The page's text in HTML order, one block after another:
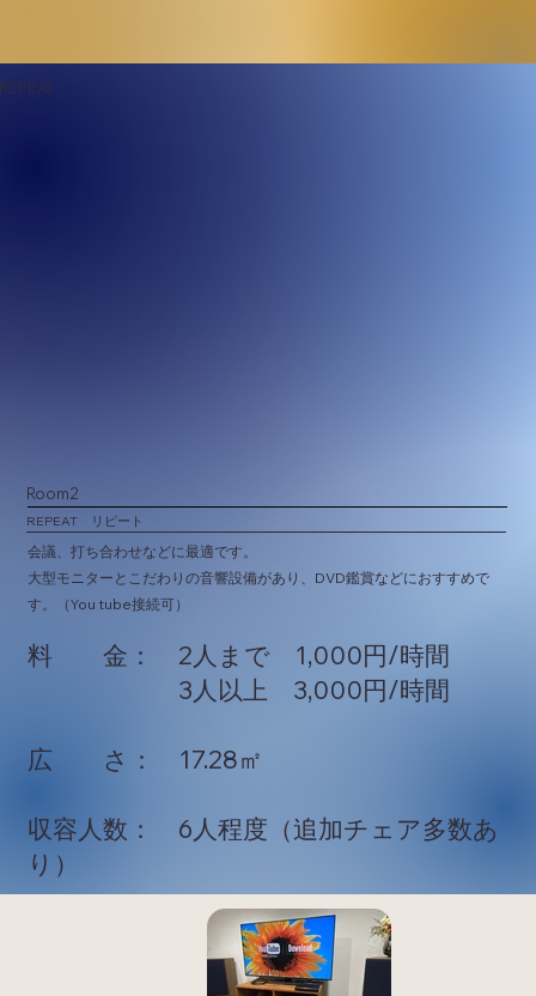
Room2
REPEAT リピート
会議、打ち合わせなどに最適です。
​大型モニターとこだわりの音響設備があり、DVD鑑賞などにおすすめで
す。（You tube接続可）
料 金： 2人まで 1,000円/時間
3人以上 3,000円/時間
​広 さ： 17.28㎡
収容人数： 6人程度（追加チェア多数あ
り）